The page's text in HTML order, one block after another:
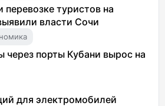
перевозке туристов на
власти Сочи
через порты Кубани вырос на
для электромобилей